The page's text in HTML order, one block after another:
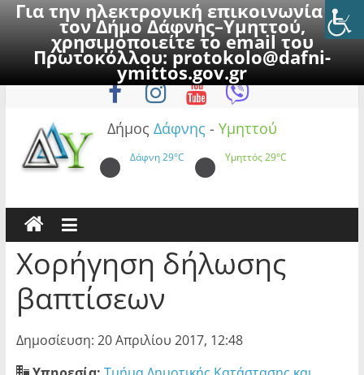
Για την ηλεκτρονική επικοινωνία με
τον Δήμο Δάφνης–Υμηττού,
χρησιμοποιείτε το email του
Πρωτοκόλλου:protokolo@dafni-
ymittos.gov.gr
to
Παρασκευή, 7 Αυγούστου 2026
Δήμος Δάφνης - Υμηττού
Δάφνη29°C Υμηττός29°C
Χορήγηση δήλωσης
βαπτίσεων
Δημοσίευση: 20 Απριλίου 2017, 12:48